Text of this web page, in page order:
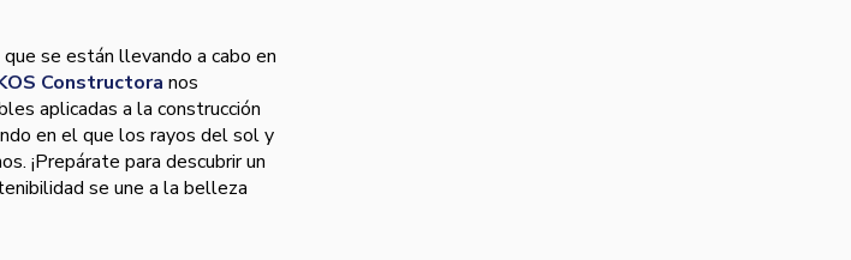
se están llevando a cabo en
Constructora nos
aplicadas a la construcción
en el que los rayos del sol y
¡Prepárate para descubrir un
se une a la belleza